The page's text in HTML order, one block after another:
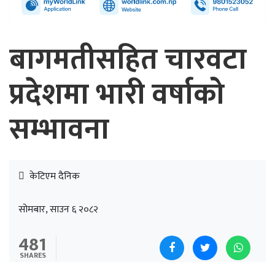
बागमतीसहित चारवटा
प्रदेशमा भारी वर्षाको
सम्भावना
केटिएम दैनिक
सोमबार, साउन ६ २०८२
481
SHARES